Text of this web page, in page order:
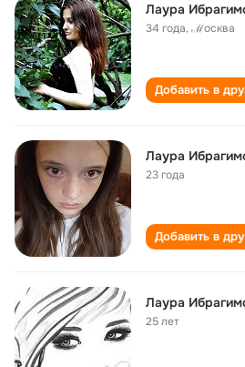
Лаура
34 года,ℳoсква
Добавить в
Лаура
23 года
Добавить в
Лаура
25 лет